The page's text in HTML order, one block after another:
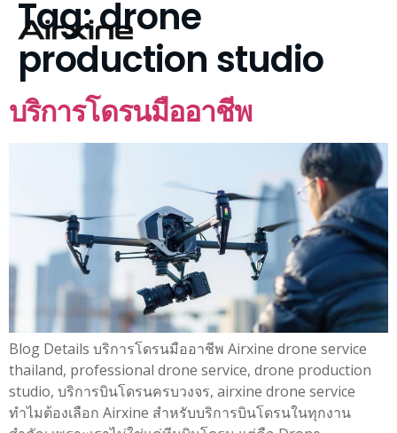
Tag:drone
production studio
บริการโดรนมืออาชีพ
Blog Details บริการโดรนมืออาชีพ Airxine drone service
thailand, professional drone service, drone production
studio, บริการบินโดรนครบวงจร, airxine drone service
ทำไมต้องเลือก Airxine สำหรับบริการบินโดรนในทุกงาน